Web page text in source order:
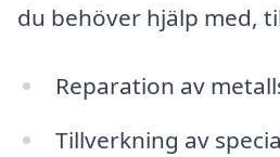
du behöver hjälp med,
Reparation av
Tillverkning av